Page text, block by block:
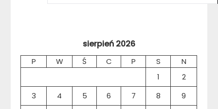
sierpień 2026
P W Ś C P S
N
1
2
3
4 5 6 7 8
9